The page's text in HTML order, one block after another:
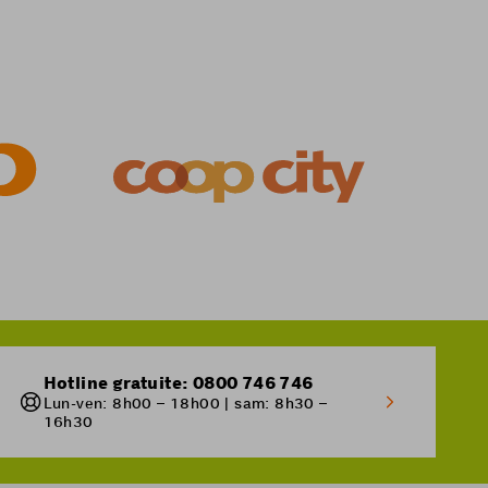
êtes à l'étranger
Hotline gratuite: 0800 746 746
Lun-ven: 8h00 – 18h00 | sam: 8h30 –
16h30